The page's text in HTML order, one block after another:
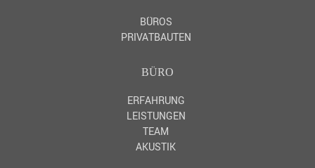
BÜROS
PRIVATBAUTEN
BÜRO
ERFAHRUNG
LEISTUNGEN
TEAM
AKUSTIK